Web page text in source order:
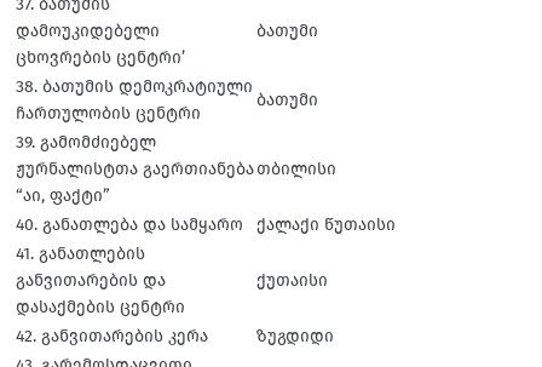
37. ბათუმის
დამოუკიდებელი
ცხოვრების ცენტრი’
ბათუმი
38. ბათუმის დემოკრატიული
ჩართულობის ცენტრი
ბათუმი
39. გამომძიებელ
ჟურნალისტთა გაერთიანება
“აი, ფაქტი”
თბილისი
40. განათლება და სამყარო
ქალაქი წუთაისი
41. განათლების
განვითარების და
დასაქმების ცენტრი
ქუთაისი
42. განვითარების კერა
ზუგდიდი